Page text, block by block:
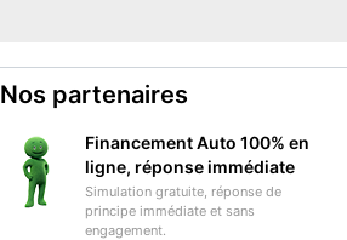
Nos partenaires
Financement Auto 100% en
ligne, réponse immédiate
Simulation gratuite, réponse de
principe immédiate et sans
engagement.